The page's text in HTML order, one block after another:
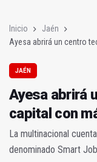
Inicio
Jaén
Ayesa abrirá un centro
JAÉN
Ayesa abrirá
capital con
La multinacional
denominado Smart